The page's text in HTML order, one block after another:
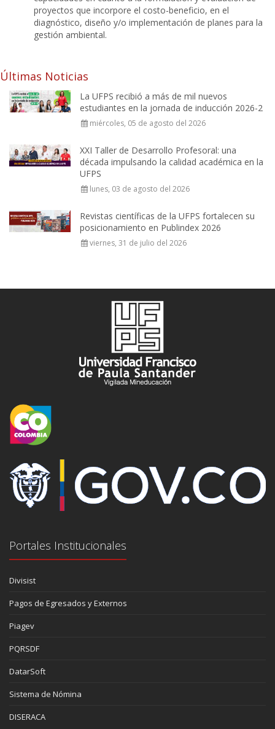
proyectos que incorpore el costo-beneficio, en el
diagnóstico, diseño y/o implementación de planes para la
gestión ambiental.
Últimas Noticias
La UFPS recibió a más de mil nuevos
estudiantes en la jornada de inducción 2026-2
miércoles, 05 de agosto del 2026
XXI Taller de Desarrollo Profesoral: una
década impulsando la calidad académica en la
UFPS
lunes, 03 de agosto del 2026
Revistas científicas de la UFPS fortalecen su
posicionamiento en Publindex 2026
viernes, 31 de julio del 2026
Portales Institucionales
Divisist
Pagos de Egresados y Externos
Piagev
PQRSDF
DatarSoft
Sistema de Nómina
DISERACA